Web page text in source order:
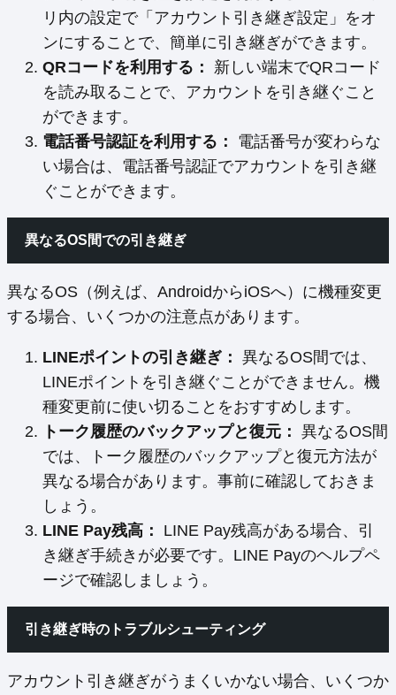
リ内の設定で「アカウント引き継ぎ設定」をオ
ンにすることで、簡単に引き継ぎができます。
QRコードを利用する：
新しい端末でQRコード
を読み取ることで、アカウントを引き継ぐこと
ができます。
電話番号認証を利用する：
電話番号が変わらな
い場合は、電話番号認証でアカウントを引き継
ぐことができます。
異なるOS間での引き継ぎ
異なるOS（例えば、AndroidからiOSへ）に機種変更
する場合、いくつかの注意点があります。
LINEポイントの引き継ぎ： 異なるOS間では、
LINEポイントを引き継ぐことができません。機
種変更前に使い切ることをおすすめします。
トーク履歴のバックアップと復元： 異なるOS間
では、トーク履歴のバックアップと復元方法が
異なる場合があります。事前に確認しておきま
しょう。
LINE Pay残高：
LINE Pay残高がある場合、引
き継ぎ手続きが必要です。LINE Payのヘルプペ
ージで確認しましょう。
引き継ぎ時のトラブルシューティング
アカウント引き継ぎがうまくいかない場合、いくつか